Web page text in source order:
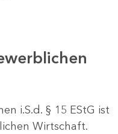
i.S.d. § 15 EStG ist
Wirtschaft.